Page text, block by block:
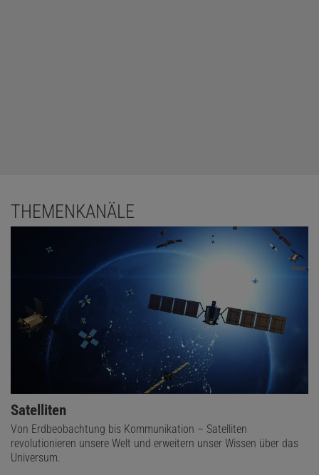
THEMENKANÄLE
Satelliten
Von Erdbeobachtung bis Kommunikation – Satelliten
revolutionieren unsere Welt und erweitern unser Wissen über das
Universum.